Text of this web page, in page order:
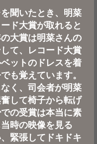
聞いたとき、明菜
ド大賞が取れると
大賞は明菜さんの
て、レコード大賞
ットのドレスを着
も覚えています。
く、司会者が明菜
して椅子から転げ
の受賞は本当に素
時の映像を見る
緊張してドキドキ